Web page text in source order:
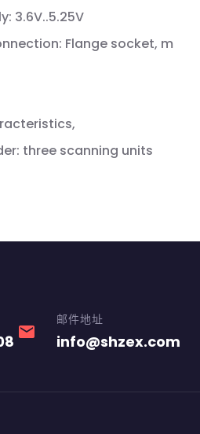
3.6V..5.25V
Flange socket, m
three scanning units
email
邮件地址
info@shzex.com